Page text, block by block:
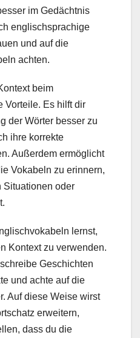
im Gedächtnis
englischsprachige
und auf die
achten.
beim
Vorteile. Es hilft dir
der Wörter besser zu
ihre korrekte
Außerdem ermöglicht
Vokabeln zu erinnern,
Situationen oder
lernst,
Kontext zu verwenden.
Geschichten
und achte auf die
Auf diese Weise wirst
erweitern,
dass du die